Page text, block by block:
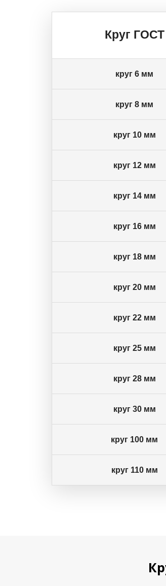
Круг ГОСТ
круг 6 мм
круг 8 мм
круг 10 мм
круг 12 мм
круг 14 мм
круг 16 мм
круг 18 мм
круг 20 мм
круг 22 мм
круг 25 мм
круг 28 мм
круг 30 мм
круг 100 мм
круг 110 мм